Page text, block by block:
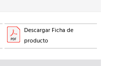
Descargar Ficha de
producto